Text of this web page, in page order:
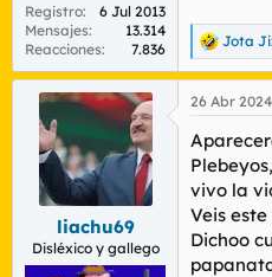
Registro
6 Jul 2013
Mensajes
13.314
Reacciones
7.836
R
e
a
c
i
o
n
e
s
:
Jota
liachu69
Disléxico y gallego
26 Abr 2024
vivo la
Veis
Dichoo